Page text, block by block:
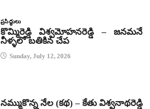
ప్రసిద్ధులు
కొమ్మిరెడ్డి విశ్వమోహనరెడ్డి – జనమనే
నీళ్ళలో బతికిన చేప
Sunday, July 12, 2026
నమ్ముకొన్న నేల (కథ) – కేతు విశ్వనాథరెడ్డి